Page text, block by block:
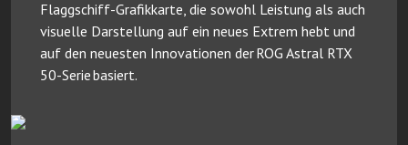
Flaggschiff-Grafikkarte, die sowohl Leistung als auch
visuelle Darstellung auf ein neues Extrem hebt und
auf den neuesten Innovationen der ROG Astral RTX
50-Serie basiert.